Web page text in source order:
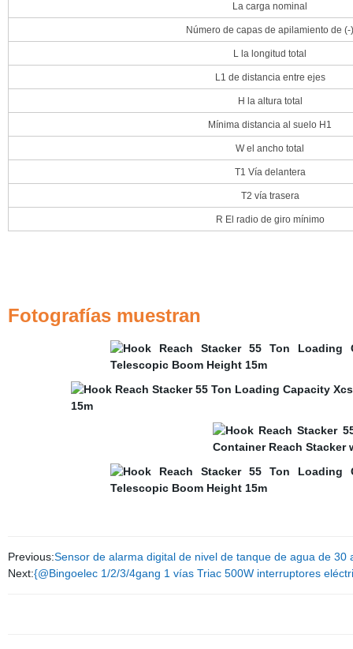
La carga nominal
Número de capas de apilamiento de (-
L la longitud total
L1 de distancia entre ejes
H la altura total
Mínima distancia al suelo H1
W el ancho total
T1 Vía delantera
T2 vía trasera
R El radio de giro mínimo
Fotografías muestran
Previous:Sensor de alarma digital de nivel de tanque de agua de 30
Next:{@Bingoelec 1/2/3/4gang 1 vías Triac 500W interruptores